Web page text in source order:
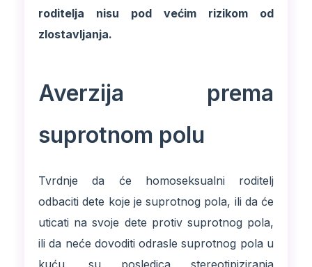
roditelja nisu pod većim rizikom od
zlostavljanja.
Averzija prema
suprotnom polu
Tvrdnje da će homoseksualni roditelj
odbaciti dete koje je suprotnog pola, ili da će
uticati na svoje dete protiv suprotnog pola,
ili da neće dovoditi odrasle suprotnog pola u
kuću, su posledica stereotipiziranja